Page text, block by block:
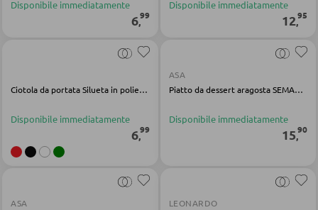
Soluzioni scrivania
Mensole a parete
Armadi archivio
Set di mobili da ufficio
Disponibile immediatamente
6,99
Disponibile immediatamente
12 ,95
Ciotola da portata Silueta in polietilene bianco
Disponibile immediatamente
6,99
ASA
Piatto da dessert aragosta SEMANA gres rosso lucido
Disponibile immediatamente
15,90
ASA
LEONARDO